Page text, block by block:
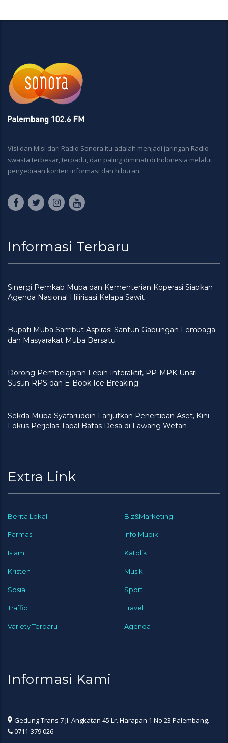
Visi dan Misi dari Radio Sonora itu adalah menjadi jaringan Radio
swasta terbesar, terpadu, dan paling diminati di Indonesia melalui
penyediaan konten informasi dan hiburan.
Informasi Terbaru
Sinergi Pemkab Muba dan Kementerian Koperasi Siapkan
Agenda Nasional Hilirisasi Kelapa Sawit
Bupati Muba Sambut Aspirasi Santun Gabungan Lembaga
dan Masyarakat Muba Bersatu
Dorong Pembelajaran Lebih Interaktif, PP-MPK Unsri
Susun RPS dan E-Book Ice Breaking
Sekda Muba Syafaruddin Lanjutkan Penertiban Aset, Kini
Fokus Perjelas Tapal Batas Desa di Lawang Wetan
Extra Link
Berita Lokal Biz&Marketing
Farmasi Info Mudik
Islam Katolik
Kristen Musik
Sosial Sport
Traffic Travel
Variety Terbaru Agenda
Informasi Kami
Gedung Trans 7 Jl. Angkatan 45 Lr. Harapan 1 No 23 Palembang.
0711-379 026